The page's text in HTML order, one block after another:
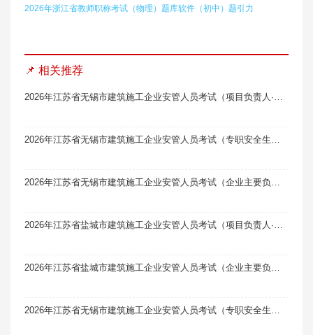
2026年浙江省教师职称考试（物理）题库软件（初中）题引力
📌 相关推荐